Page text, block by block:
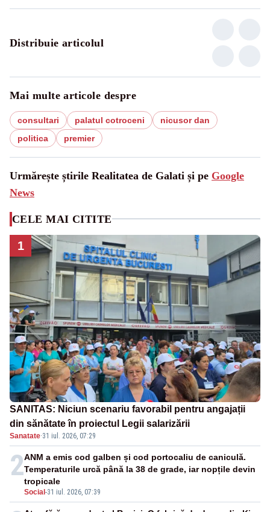
Distribuie articolul
Mai multe articole despre
consultari palatul cotroceni
nicusor dan
politica
premier
Urmărește știrile Realitatea de Galati și pe Google
News
CELE MAI CITITE
1
SANITAS: Niciun scenariu favorabil pentru angajații
din sănătate în proiectul Legii salarizării
Sanatate·31 iul. 2026, 07:29
2
Social -31 iul. 2026, 07:39
ANM a emis cod galben și cod portocaliu de caniculă.
Temperaturile urcă până la 38 de grade, iar nopțile devin
tropicale